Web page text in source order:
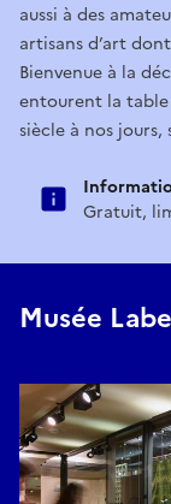
aussi à des
artisans d’art
Bienvenue à la
entourent la table
siècle à nos jours,
Gratuit,
Musée